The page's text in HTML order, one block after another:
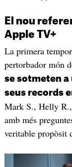
El nou
Apple TV+
La primera
pertorbador món
se sotmeten
seus records
Mark S., Helly
amb més
veritable propòsit